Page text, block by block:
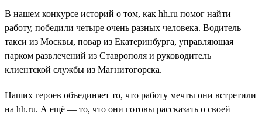
В нашем конкурсе историй о том, как hh.ru помог найти
работу, победили четыре очень разных человека. Водитель
такси из Москвы, повар из Екатеринбурга, управляющая
парком развлечений из Ставрополя и руководитель
клиентской службы из Магнитогорска.
Наших героев объединяет то, что работу мечты они встретили
на hh.ru. А ещё — то, что они готовы рассказать о своей